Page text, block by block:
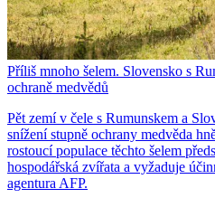
Příliš mnoho šelem. Slovensko s
ochraně medvědů
Pět zemí v čele s Rumunskem a
snížení stupně ochrany medvěda
rostoucí populace těchto šelem
hospodářská zvířata a vyžaduje
agentura AFP.